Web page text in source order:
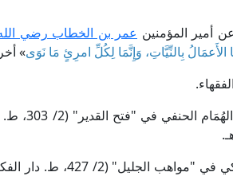
أمير المؤمنين عمر بن الخطاب رضي
الأَعمَالُ بِالنِّيَّاتِ، وَإِنَّمَا لِكُلِّ امرِئٍ مَا نَوَى»
قال
وقال الإمام الحَطَّاب